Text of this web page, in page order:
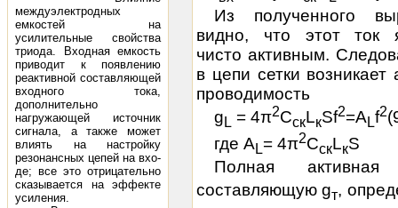
междуэлектродных
емкостей на
усилительные свойства
триода. Входная емкость
приводит к появлению
реактивной составляющей
входного тока,
дополнительно
нагружающей источник
сиг­нала, а также может
влиять на настройку
резонансных цепей на вхо­
де; все это отрицательно
сказывается на эффекте
усиления.
Из полученного
видно, что этот ток
чисто активным.
в цепи сетки возникает
проводимость
g L = 4π2СскLкSf2=А Lf2
где А L= 4π2СскLкS
Полная
составляющую gт,